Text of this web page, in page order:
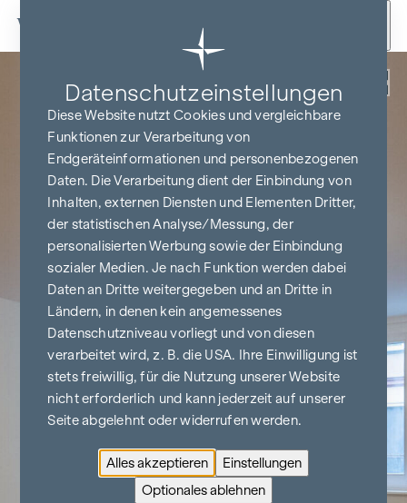
Zum Inhalt springen
Datenschutz­einstellungen
Diese Website nutzt Cookies und vergleichbare
Funktionen zur Verarbeitung von
Endgeräteinformationen und personenbezogenen
Daten. Die Verarbeitung dient der Einbindung von
Inhalten, externen Diensten und Elementen Dritter,
der statistischen Analyse/Messung, der
personalisierten Werbung sowie der Einbindung
sozialer Medien. Je nach Funktion werden dabei
Daten an Dritte weitergegeben und an Dritte in
Ländern, in denen kein angemessenes
Datenschutzniveau vorliegt und von diesen
verarbeitet wird, z. B. die USA. Ihre Einwilligung ist
stets freiwillig, für die Nutzung unserer Website
nicht erforderlich und kann jederzeit auf unserer
Seite abgelehnt oder widerrufen werden.
Alles akzeptieren
Einstellungen
Optionales ablehnen